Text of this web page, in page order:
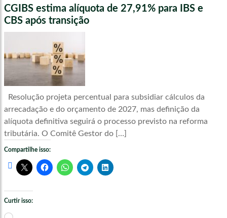
CGIBS estima alíquota de 27,91% para IBS e
CBS após transição
Resolução projeta percentual para subsidiar cálculos da
arrecadação e do orçamento de 2027, mas definição da
alíquota definitiva seguirá o processo previsto na reforma
tributária. O Comitê Gestor do […]
Compartilhe isso:
Curtir isso:
Carregando...